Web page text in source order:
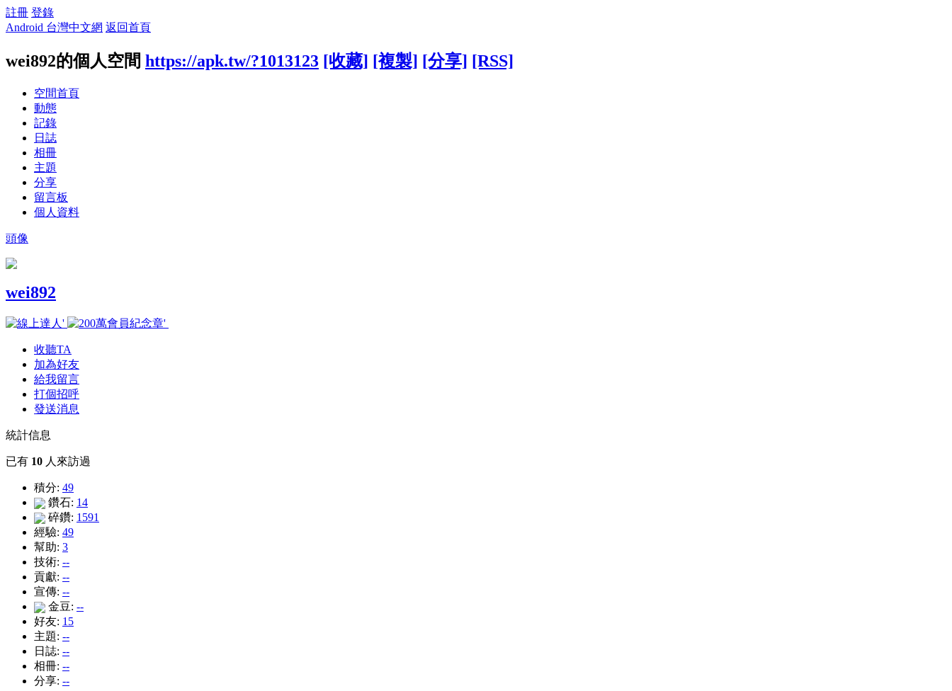
註冊 登錄
Android 台灣中文網 返回首頁
wei892的個人空間 https://apk.tw/?1013123 [收藏] [複製] [分享] [RSS]
空間首頁
動態
記錄
日誌
相冊
主題
分享
留言板
個人資料
頭像
wei892
收聽TA
加為好友
給我留言
打個招呼
發送消息
統計信息
已有 10 人來訪過
積分: 49
鑽石: 14
碎鑽: 1591
經驗: 49
幫助: 3
技術: --
貢獻: --
宣傳: --
金豆: --
好友: 15
主題: --
日誌: --
相冊: --
分享: --